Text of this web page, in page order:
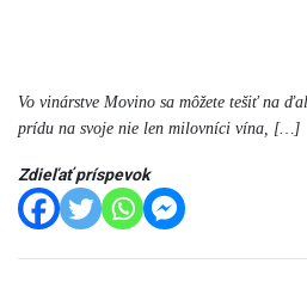
Vo vinárstve Movino sa môžete tešiť na
prídu na svoje nie len milovníci vína, […]
Zdieľať príspevok